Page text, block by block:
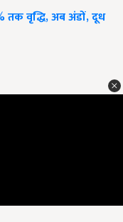
वृद्धि, अब अंडों, दूध